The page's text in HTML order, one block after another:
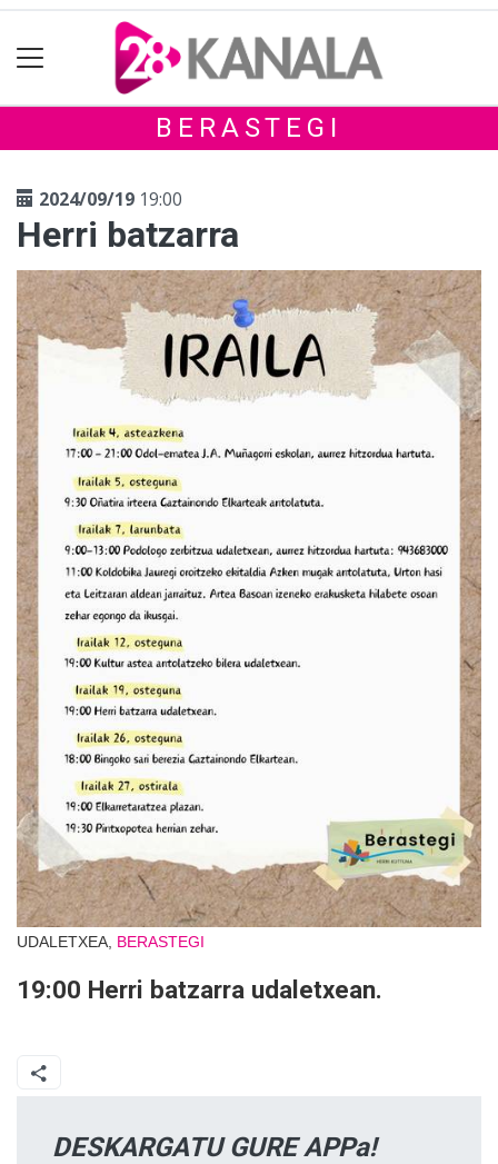
BERASTEGI
2024/09/19 19:00
Herri batzarra
UDALETXEA, BERASTEGI
19:00 Herri batzarra udaletxean.
DESKARGATU GURE APPa!